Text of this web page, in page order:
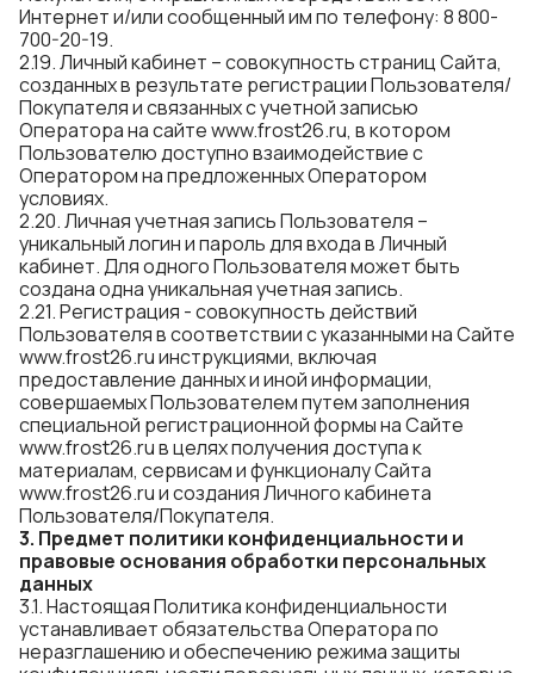
Интернет и/или сообщенный им по телефону: 8 800-
700-20-19.
2.19. Личный кабинет – совокупность страниц Сайта,
созданных в результате регистрации Пользователя/
Покупателя и связанных с учетной записью
Оператора на сайтеwww.frost26.ru, в котором
Пользователю доступно взаимодействие с
Оператором на предложенных Оператором
условиях.
2.20. Личная учетная запись Пользователя –
уникальный логин и пароль для входа в Личный
кабинет. Для одного Пользователя может быть
создана одна уникальная учетная запись.
2.21. Регистрация - совокупность действий
Пользователя в соответствии с указанными на Сайте
www.frost26.ruинструкциями, включая
предоставление данных и иной информации,
совершаемых Пользователем путем заполнения
специальной регистрационной формы на Сайте
www.frost26.ruв целях получения доступа к
материалам, сервисам и функционалу Сайта
www.frost26.ruи создания Личного кабинета
Пользователя/Покупателя.
3. Предмет политики конфиденциальности и
правовые основания обработки персональных
данных
3.1. Настоящая Политика конфиденциальности
устанавливает обязательства Оператора по
неразглашению и обеспечению режима защиты